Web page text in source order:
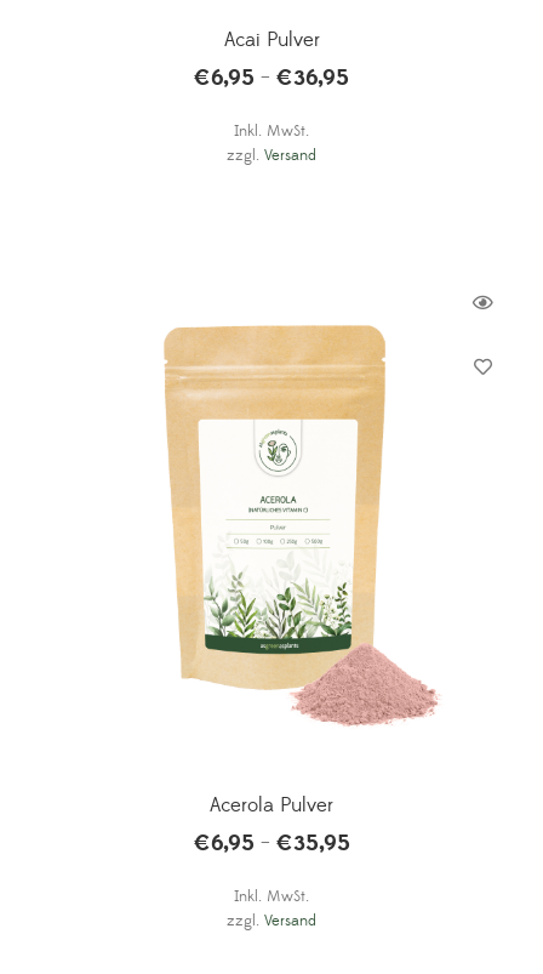
Acai Pulver
€6,95 – €36,95
Inkl. MwSt.
zzgl. Versand
Acerola Pulver
€6,95 – €35,95
Inkl. MwSt.
zzgl. Versand